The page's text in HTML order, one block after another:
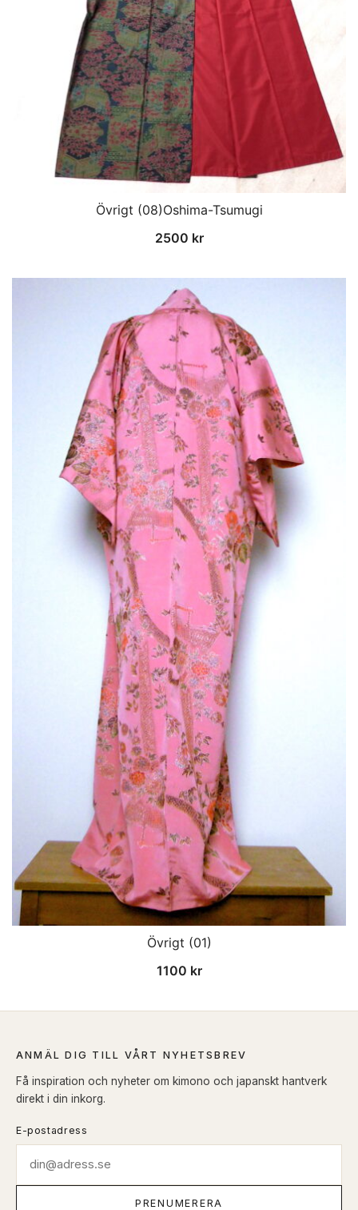
Övrigt (08)Oshima-Tsumugi
2500 kr
Övrigt (01)
1100 kr
ANMÄL DIG TILL VÅRT NYHETSBREV
Få inspiration och nyheter om kimono och japanskt hantverk
direkt i din inkorg.
E-postadress
PRENUMERERA